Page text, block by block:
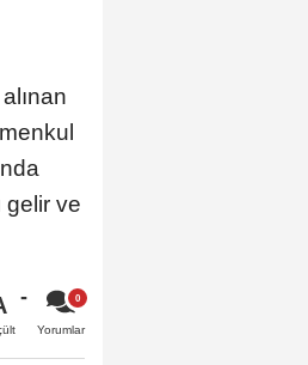
gelir ve
Yorumlar